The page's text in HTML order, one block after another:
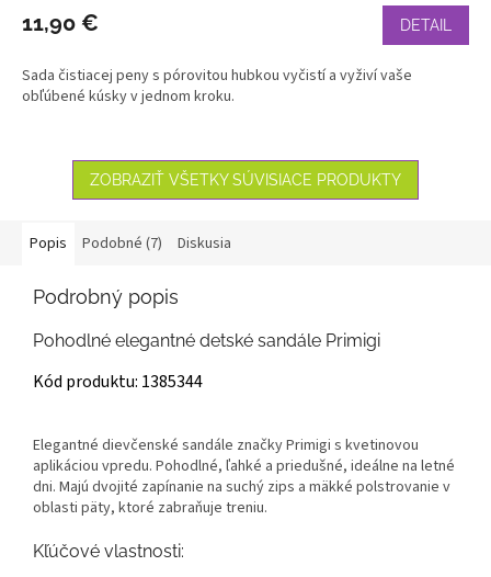
11,90 € DETAIL
Sada čistiacej peny s pórovitou hubkou vyčistí a vyživí vaše
obľúbené kúsky v jednom kroku.
ZOBRAZIŤ VŠETKY SÚVISIACE PRODUKTY
Popis Podobné (7) Diskusia
Podrobný popis
Pohodlné elegantné detské sandále Primigi
Kód produktu: 1385344
Elegantné dievčenské sandále značky Primigi s kvetinovou
aplikáciou vpredu. Pohodlné, ľahké a priedušné, ideálne na letné
dni. Majú dvojité zapínanie na suchý zips a mäkké polstrovanie v
oblasti päty, ktoré zabraňuje treniu.
Kľúčové vlastnosti: